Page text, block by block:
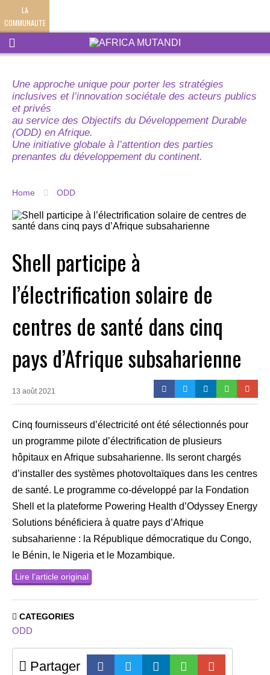
LA
COMMUNAUTE
Une approche unique pour porter les stratégies
inclusives et l’innovation sociétale des acteurs publics
et privés
au service des Objectifs du Développement Durable
(ODD) en Afrique.
Une initiative globale à l’attention des parties
prenantes du développement du continent.
Home ODD
Shell participe à
l’électrification solaire de
centres de santé dans cinq
pays d’Afrique subsaharienne
13 août 2021
Cinq fournisseurs d’électricité ont été sélectionnés pour
un programme pilote d’électrification de plusieurs
hôpitaux en Afrique subsaharienne. Ils seront chargés
d’installer des systèmes photovoltaïques dans les centres
de santé. Le programme co-développé par la Fondation
Shell et la plateforme Powering Health d’Odyssey Energy
Solutions bénéficiera à quatre pays d’Afrique
subsaharienne : la République démocratique du Congo,
le Bénin, le Nigeria et le Mozambique.
Lire l’article original
CATEGORIES
ODD
Partager